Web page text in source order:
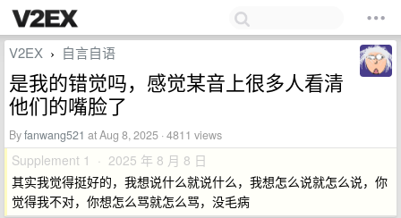
V2EX › 自言自语
是我的错觉吗，感觉某音上很多人看清
他们的嘴脸了
Byfanwang521 at Aug 8, 2025 · 4811 views
Supplement 1 · 2025 年 8 月 8 日
其实我觉得挺好的，我想说什么就说什么，我想怎么说就怎么说，你
觉得我不对，你想怎么骂就怎么骂，没毛病